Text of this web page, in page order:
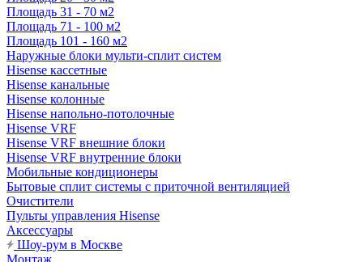
Площадь 31 - 70 м2
Площадь 71 - 100 м2
Площадь 101 - 160 м2
Наружные блоки мульти-сплит систем
Hisense кассетные
Hisense канальные
Hisense колонные
Hisense напольно-потолочные
Hisense VRF
Hisense VRF внешние блоки
Hisense VRF внутренние блоки
Мобильные кондиционеры
Бытовые сплит системы с приточной вентиляцией
Очистители
Пульты управления Hisense
Аксессуары
Шоу-рум в Москве
Монтаж